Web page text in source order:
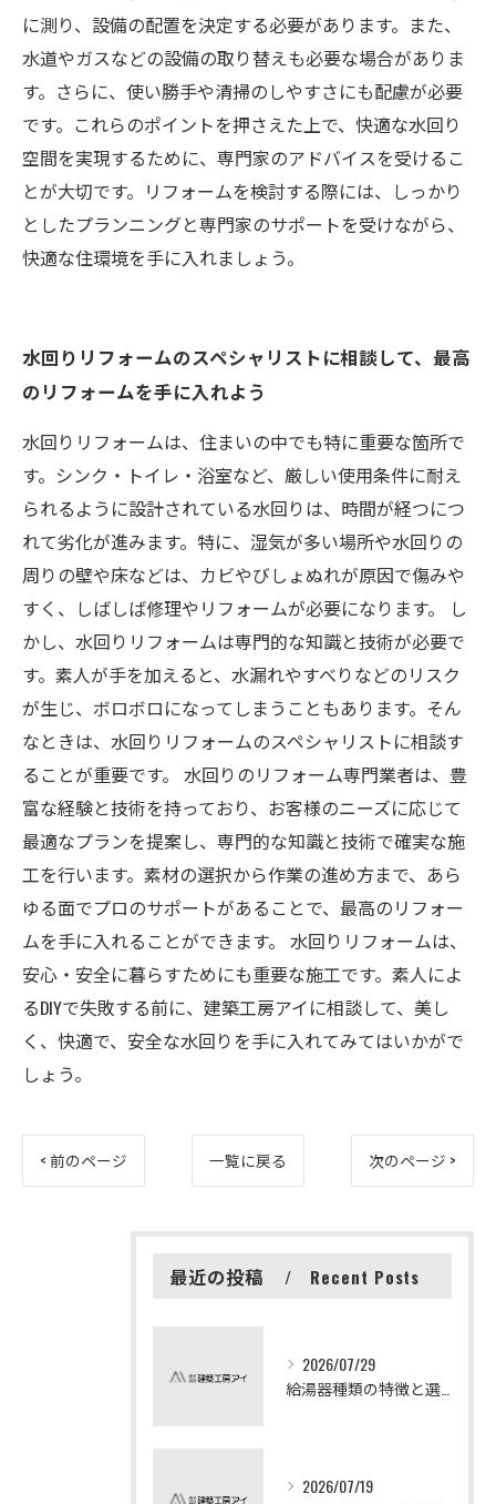
に測り、設備の配置を決定する必要があります。また、
水道やガスなどの設備の取り替えも必要な場合がありま
す。さらに、使い勝手や清掃のしやすさにも配慮が必要
です。これらのポイントを押さえた上で、快適な水回り
空間を実現するために、専門家のアドバイスを受けるこ
とが大切です。リフォームを検討する際には、しっかり
としたプランニングと専門家のサポートを受けながら、
快適な住環境を手に入れましょう。
水回りリフォームのスペシャリストに相談して、最高
のリフォームを手に入れよう
水回りリフォームは、住まいの中でも特に重要な箇所で
す。シンク・トイレ・浴室など、厳しい使用条件に耐え
られるように設計されている水回りは、時間が経つにつ
れて劣化が進みます。特に、湿気が多い場所や水回りの
周りの壁や床などは、カビやびしょぬれが原因で傷みや
すく、しばしば修理やリフォームが必要になります。 し
かし、水回りリフォームは専門的な知識と技術が必要で
す。素人が手を加えると、水漏れやすべりなどのリスク
が生じ、ボロボロになってしまうこともあります。そん
なときは、水回りリフォームのスペシャリストに相談す
ることが重要です。 水回りのリフォーム専門業者は、豊
富な経験と技術を持っており、お客様のニーズに応じて
最適なプランを提案し、専門的な知識と技術で確実な施
工を行います。素材の選択から作業の進め方まで、あら
ゆる面でプロのサポートがあることで、最高のリフォー
ムを手に入れることができます。 水回りリフォームは、
安心・安全に暮らすためにも重要な施工です。素人によ
るDIYで失敗する前に、建築工房アイに相談して、美し
く、快適で、安全な水回りを手に入れてみてはいかがで
しょう。
< 前のページ 一覧に戻る 次のページ >
最近の投稿 Recent Posts
2026/07/29
2026/07/19